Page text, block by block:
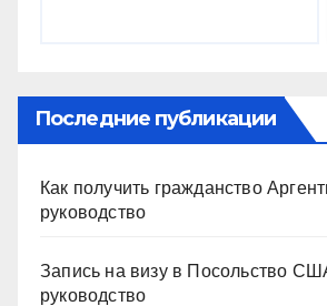
Последние публикации
Как получить гражданство
руководство
Запись на визу в Посольство
руководство